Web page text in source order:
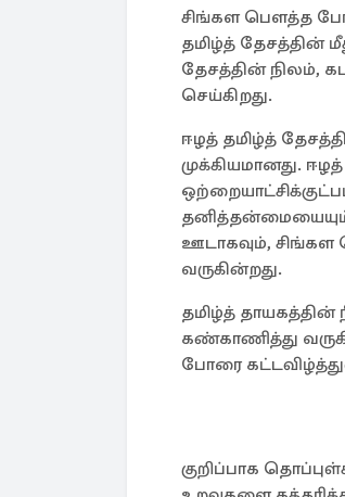
சிங்கள பௌத்த
தமிழ்த் தேசத்தின்
தேசத்தின் நிலம்,
செய்கிறது.
ஈழத் தமிழ்த்
முக்கியமானது.
ஊடாகவும்,
வருகின்றது.
தமிழ்த் தாயகத்தின்
கண்காணித்து
போரை
குறிப்பாக